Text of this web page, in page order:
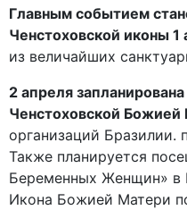
Главным событием
Ченстоховской иконы
из величайших
2 апреля
Ченстоховской
организаций Бразилии.
Также планируется
Беременных Женщин» в
Икона Божией Матери